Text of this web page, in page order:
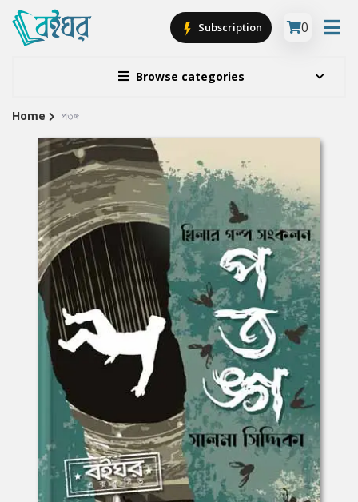
Browse categories
Subscription 0
Site
Breadcrumb
Home পতঙ্গ